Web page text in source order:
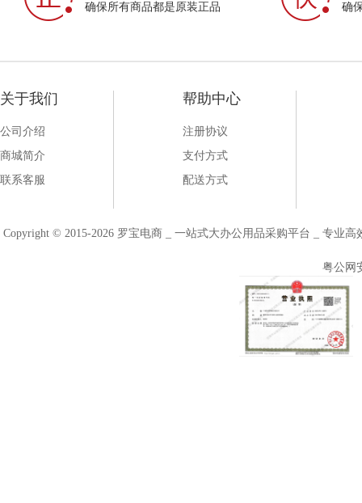
确保所有商品都是原装正品 确
关于我们
公司介绍
商城简介
联系客服
帮助中心
注册协议
支付方式
配送方式
Copyright © 2015-2026 罗宝电商 _ 一站式大办公用品采购平台 _ 专业
粤公网